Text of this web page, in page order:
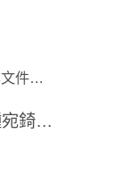
115年4月14日下午17時前繳交紙本文件至(台北、三峽)系辦公室，由各學制助教代收。
【系友臉譜-職涯分享講座】鍾宛錡學姐：一段跨界的人資旅程~從公共政策到企業人資